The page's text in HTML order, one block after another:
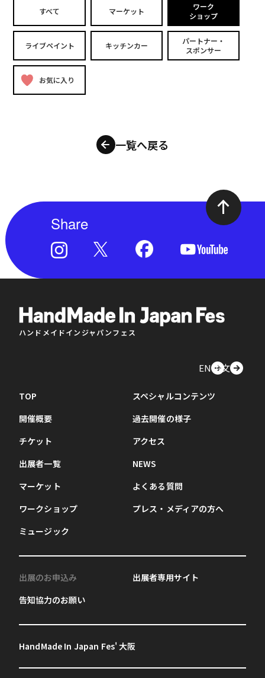
すべて マーケット
ワーク
ショップ
ライブペイント キッチンカー
パートナー・
スポンサー
お気に入り
一覧へ戻る
Share
ハンドメイドインジャパンフェス
EN中文
TOP
開催概要
チケット
出展者一覧
マーケット
ワークショップ
ミュージック
スペシャルコンテンツ
過去開催の様子
アクセス
NEWS
よくある質問
プレス・メディアの方へ
出展のお申込み
告知協力のお願い
出展者専用サイト
HandMade In Japan Fes' 大阪